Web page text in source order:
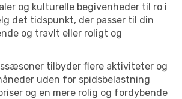
og kulturelle begivenheder til ro i
det tidspunkt, der passer til din
og travlt eller roligt og
tilbyder flere aktiviteter og
uden for spidsbelastning
og en mere rolig og fordybende